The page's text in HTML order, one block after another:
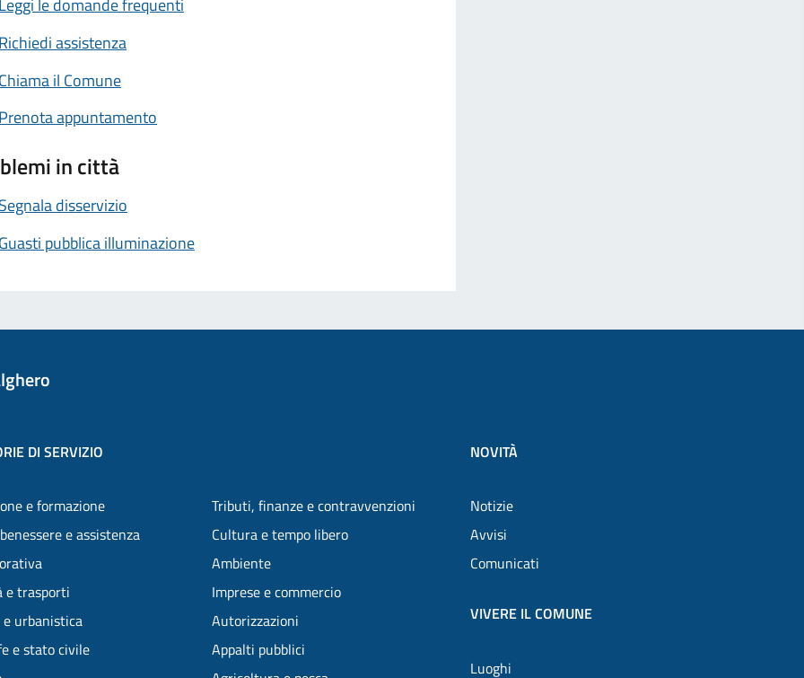
le domande frequenti
assistenza
il Comune
appuntamento
in città
disservizio
pubblica illuminazione
DI SERVIZIO
e formazione
e assistenza
e trasporti
urbanistica
e stato civile
Tributi, finanze e contravvenzioni
Cultura e tempo libero
Ambiente
Imprese e commercio
Autorizzazioni
Appalti pubblici
NOVITÀ
Notizie
Avvisi
Comunicati
VIVERE IL COMUNE
Luoghi